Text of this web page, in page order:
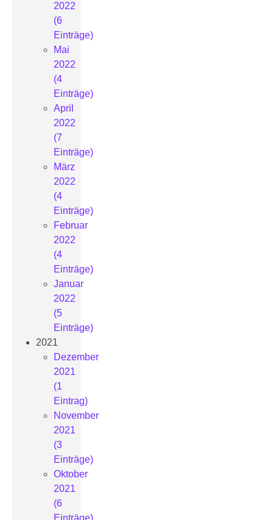
2022
(6
Einträge)
Mai
2022
(4
Einträge)
April
2022
(7
Einträge)
März
2022
(4
Einträge)
Februar
2022
(4
Einträge)
Januar
2022
(5
Einträge)
2021
Dezember
2021
(1
Eintrag)
November
2021
(3
Einträge)
Oktober
2021
(6